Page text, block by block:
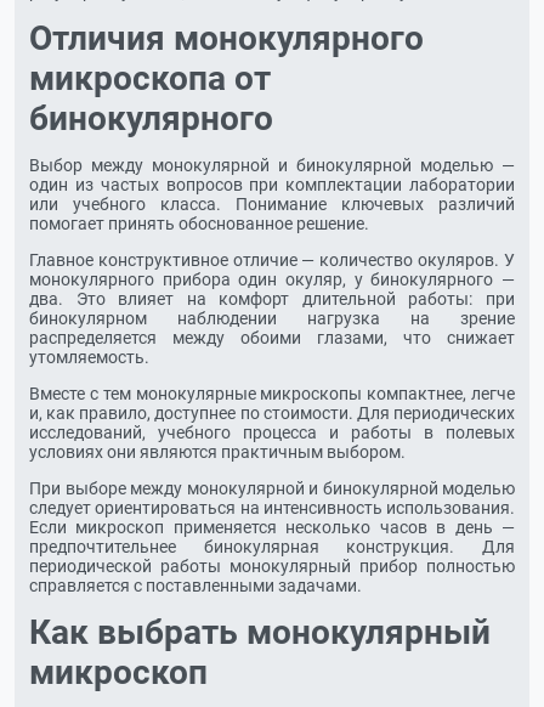
Отличия монокулярного
микроскопа от
бинокулярного
Выбор между монокулярной и бинокулярной моделью —
один из частых вопросов при комплектации лаборатории
или учебного класса. Понимание ключевых различий
помогает принять обоснованное решение.
Главное конструктивное отличие — количество окуляров. У
монокулярного прибора один окуляр, у бинокулярного —
два. Это влияет на комфорт длительной работы: при
бинокулярном наблюдении нагрузка на зрение
распределяется между обоими глазами, что снижает
утомляемость.
Вместе с тем монокулярные микроскопы компактнее, легче
и, как правило, доступнее по стоимости. Для периодических
исследований, учебного процесса и работы в полевых
условиях они являются практичным выбором.
При выборе между монокулярной и бинокулярной моделью
следует ориентироваться на интенсивность использования.
Если микроскоп применяется несколько часов в день —
предпочтительнее бинокулярная конструкция. Для
периодической работы монокулярный прибор полностью
справляется с поставленными задачами.
Как выбрать монокулярный
микроскоп